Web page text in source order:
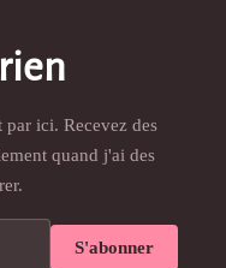
par ici. Recevez des
quand j'ai des
S'abonner